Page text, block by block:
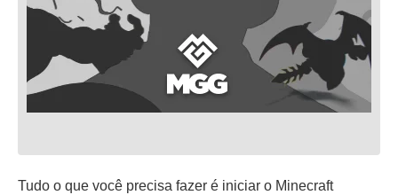
Tudo o que você precisa fazer é iniciar o Minecraft